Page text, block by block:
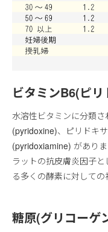
ビタミンB6(ピ
水溶性ビタミンに分類
(pyridoxine)、ピリドキ
(pyridoxiamine) がありま
ラットの抗皮膚炎因子
る多くの酵素に対しての
糖原(グリコーゲ